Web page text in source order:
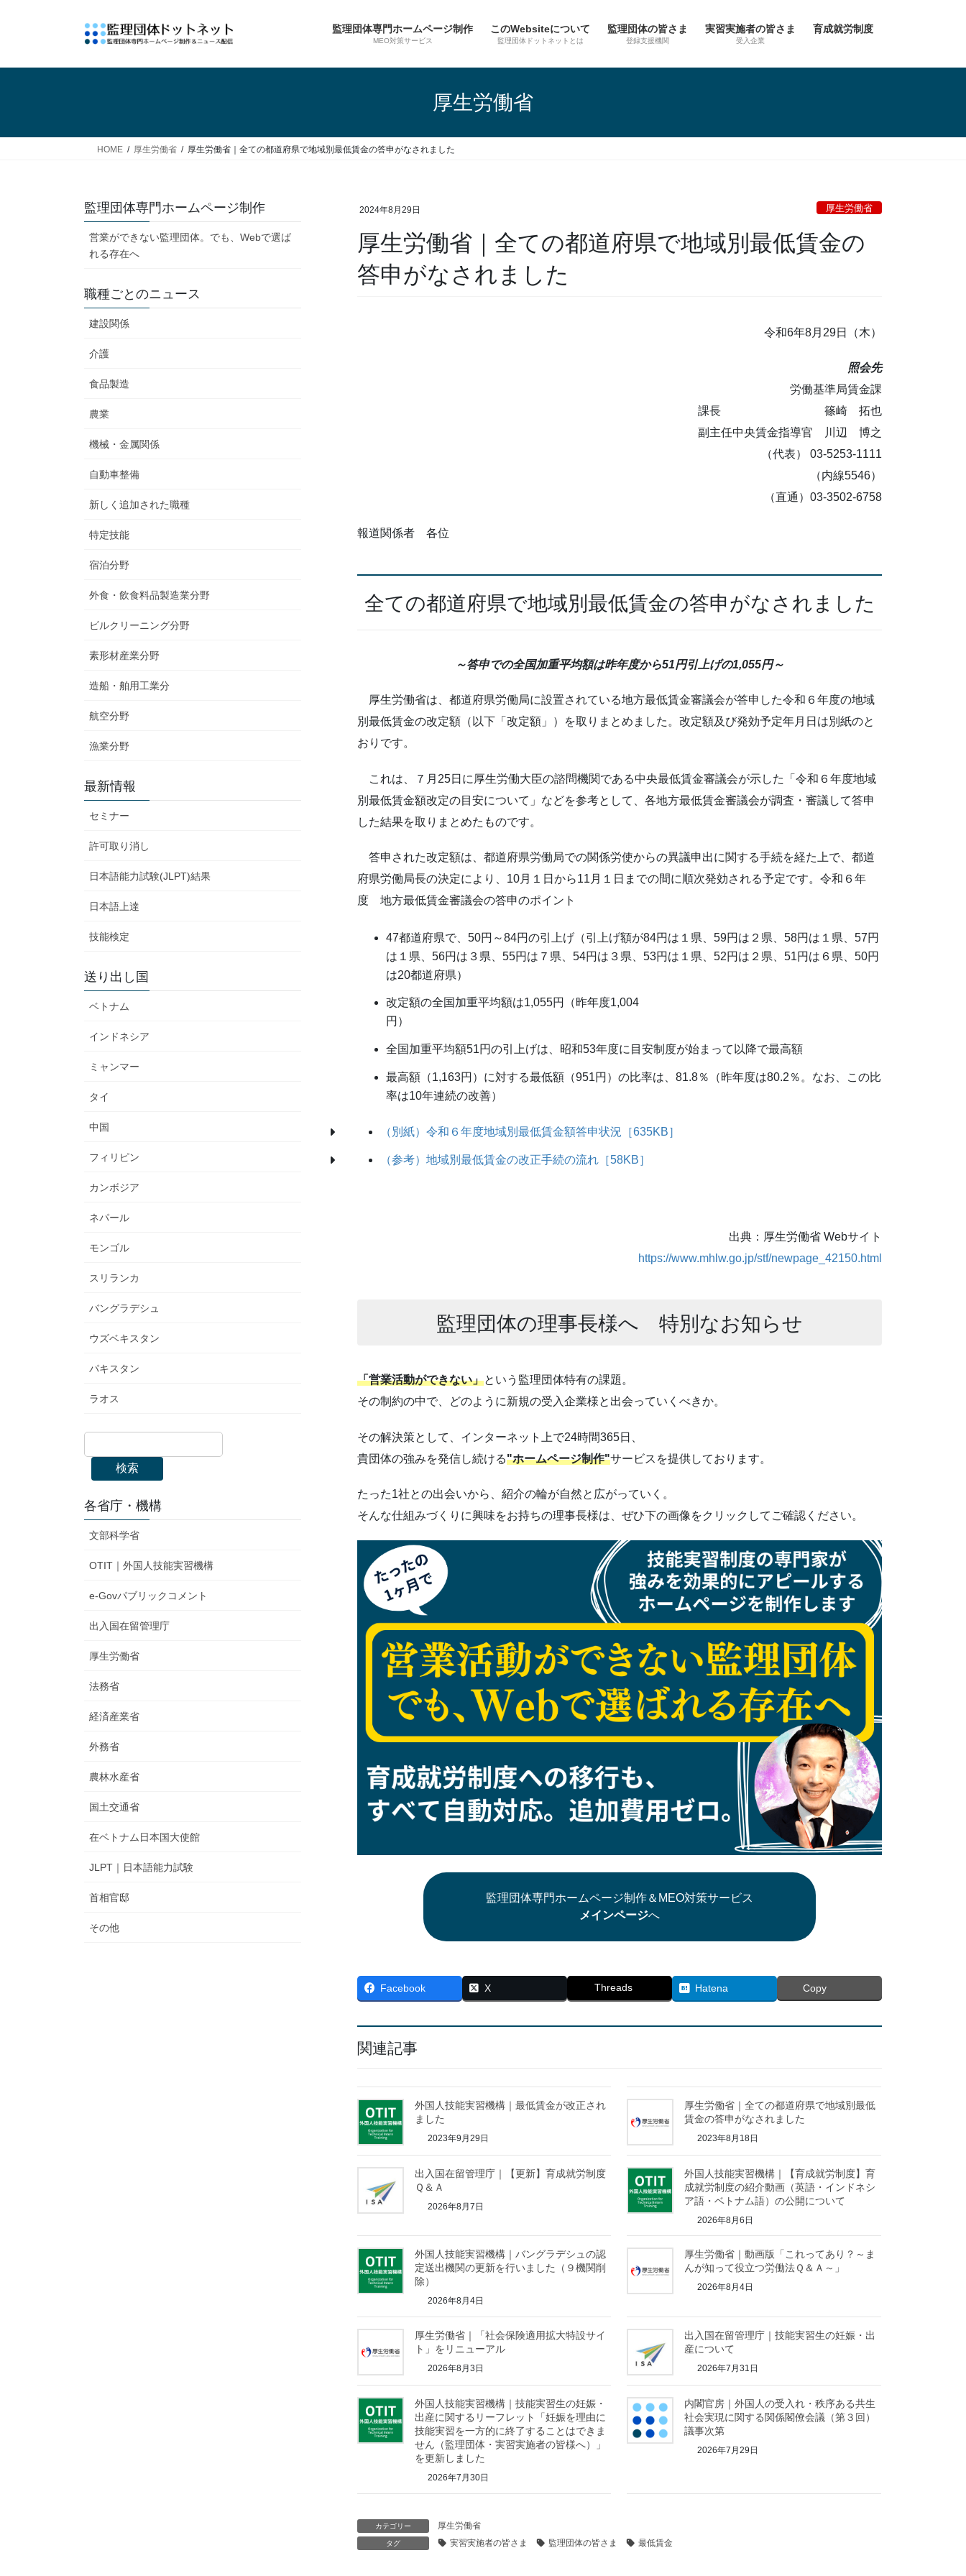
監理団体専門ホームページ制作
MEO対策サービス
このWebsiteについて
監理団体ドットネットとは
監理団体の皆さま
登録支援機関
実習実施者の皆さま
受入企業
育成就労制度
厚生労働省
HOME 厚生労働省 厚生労働省｜全ての都道府県で地域別最低賃金の答申がなされました
2024年8月29日 厚生労働省
厚生労働省｜全ての都道府県で地域別最低賃金の
答申がなされました
令和6年8月29日（木）
照会先
労働基準局賃金課
課長 篠崎 拓也
副主任中央賃金指導官 川辺 博之
（代表） 03-5253-1111
（内線5546）
（直通）03-3502-6758
報道関係者 各位
全ての都道府県で地域別最低賃金の答申がなされました
～答申での全国加重平均額は昨年度から51円引上げの1,055円～
厚生労働省は、都道府県労働局に設置されている地方最低賃金審議会が答申した令和６年度の地域
別最低賃金の改定額（以下「改定額」）を取りまとめました。改定額及び発効予定年月日は別紙のと
おりです。
これは、７月25日に厚生労働大臣の諮問機関である中央最低賃金審議会が示した「令和６年度地域
別最低賃金額改定の目安について」などを参考として、各地方最低賃金審議会が調査・審議して答申
した結果を取りまとめたものです。
答申された改定額は、都道府県労働局での関係労使からの異議申出に関する手続を経た上で、都道
府県労働局長の決定により、10月１日から11月１日までの間に順次発効される予定です。令和６年
度 地方最低賃金審議会の答申のポイント
47都道府県で、50円～84円の引上げ（引上げ額が84円は１県、59円は２県、58円は１県、57円
は１県、56円は３県、55円は７県、54円は３県、53円は１県、52円は２県、51円は６県、50円
は20都道府県）
改定額の全国加重平均額は1,055円（昨年度1,004
円）
全国加重平均額51円の引上げは、昭和53年度に目安制度が始まって以降で最高額
最高額（1,163円）に対する最低額（951円）の比率は、81.8％（昨年度は80.2％。なお、この比
率は10年連続の改善）
（別紙）令和６年度地域別最低賃金額答申状況［635KB］
（参考）地域別最低賃金の改正手続の流れ［58KB］
出典：厚生労働省 Webサイト
https://www.mhlw.go.jp/stf/newpage_42150.html
監理団体の理事長様へ 特別なお知らせ
「営業活動ができない」という監理団体特有の課題。
その制約の中で、どのように新規の受入企業様と出会っていくべきか。
その解決策として、インターネット上で24時間365日、
貴団体の強みを発信し続ける"ホームページ制作"サービスを提供しております。
たった1社との出会いから、紹介の輪が自然と広がっていく。
そんな仕組みづくりに興味をお持ちの理事長様は、ぜひ下の画像をクリックしてご確認ください。
監理団体専門ホームページ制作＆MEO対策サービス
メインページへ
Facebook X Threads Hatena Copy
関連記事
外国人技能実習機構｜最低賃金が改正され
ました
2023年9月29日
厚生労働省｜全ての都道府県で地域別最低
賃金の答申がなされました
2023年8月18日
出入国在留管理庁｜【更新】育成就労制度
Ｑ＆Ａ
2026年8月7日
外国人技能実習機構｜【育成就労制度】育
成就労制度の紹介動画（英語・インドネシ
ア語・ベトナム語）の公開について
2026年8月6日
外国人技能実習機構｜バングラデシュの認
定送出機関の更新を行いました（９機関削
除）
2026年8月4日
厚生労働省｜動画版「これってあり？～ま
んが知って役立つ労働法Ｑ＆Ａ～」
2026年8月4日
厚生労働省｜「社会保険適用拡大特設サイ
ト」をリニューアル
2026年8月3日
出入国在留管理庁｜技能実習生の妊娠・出
産について
2026年7月31日
外国人技能実習機構｜技能実習生の妊娠・
出産に関するリーフレット「妊娠を理由に
技能実習を一方的に終了することはできま
せん（監理団体・実習実施者の皆様へ）」
を更新しました
2026年7月30日
内閣官房｜外国人の受入れ・秩序ある共生
社会実現に関する関係閣僚会議（第３回）
議事次第
2026年7月29日
カテゴリー 厚生労働省
タグ 実習実施者の皆さま 監理団体の皆さま 最低賃金
監理団体専門ホームページ制作
営業ができない監理団体。でも、Webで選ば
れる存在へ
職種ごとのニュース
建設関係
介護
食品製造
農業
機械・金属関係
自動車整備
新しく追加された職種
特定技能
宿泊分野
外食・飲食料品製造業分野
ビルクリーニング分野
素形材産業分野
造船・舶用工業分
航空分野
漁業分野
最新情報
セミナー
許可取り消し
日本語能力試験(JLPT)結果
日本語上達
技能検定
送り出し国
ベトナム
インドネシア
ミャンマー
タイ
中国
フィリピン
カンボジア
ネパール
モンゴル
スリランカ
バングラデシュ
ウズベキスタン
パキスタン
ラオス
検索
各省庁・機構
文部科学省
OTIT｜外国人技能実習機構
e-Govパブリックコメント
出入国在留管理庁
厚生労働省
法務省
経済産業省
外務省
農林水産省
国土交通省
在ベトナム日本国大使館
JLPT｜日本語能力試験
首相官邸
その他